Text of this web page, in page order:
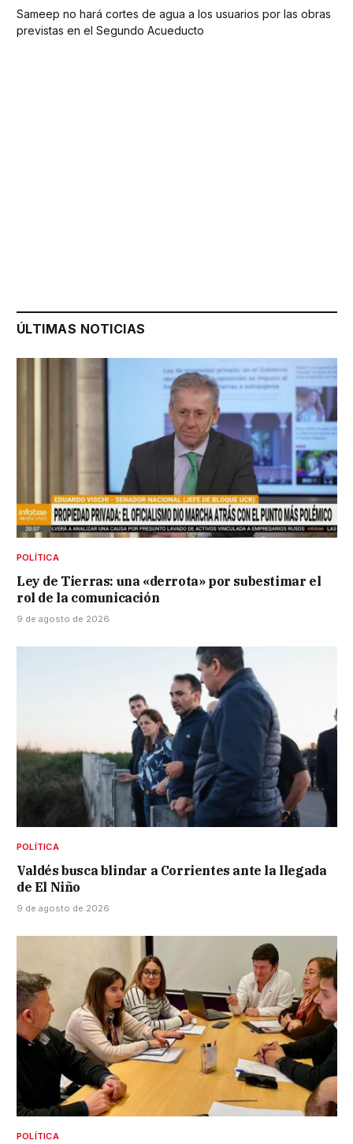
Sameep no hará cortes de agua a los usuarios por las obras
previstas en el Segundo Acueducto
ÚLTIMAS NOTICIAS
POLÍTICA
Ley de Tierras: una «derrota» por subestimar el
rol de la comunicación
9 de agosto de 2026
POLÍTICA
Valdés busca blindar a Corrientes ante la llegada
de El Niño
9 de agosto de 2026
POLÍTICA